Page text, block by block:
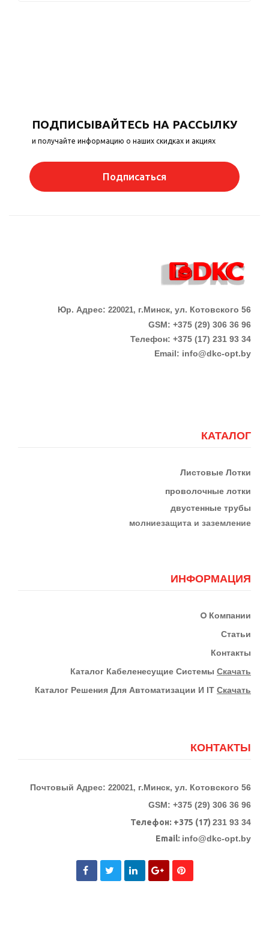
ПОДПИСЫВАЙТЕСЬ НА РАССЫЛКУ
и получайте информацию о наших скидках и акциях
Подписаться
Юр. Адрес: 220021, г.Минск, ул. Котовского 56
GSM: +375 (29) 306 36 96
Телефон: +375 (17) 231 93 34
Email: info@dkc-opt.by
КАТАЛОГ
Листовые Лотки
проволочные лотки
двустенные трубы
молниезащита и заземление
ИНФОРМАЦИЯ
О Компании
Статьи
Контакты
КАталог Кабеленесущие Системы Скачать
Каталог Решения Для Автоматизации И IT Скачать
КОНТАКТЫ
Почтовый Адрес: 220021, г.Минск, ул. Котовского 56
GSM: +375 (29) 306 36 96
Телефон: +375 (17) 231 93 34
Email: info@dkc-opt.by